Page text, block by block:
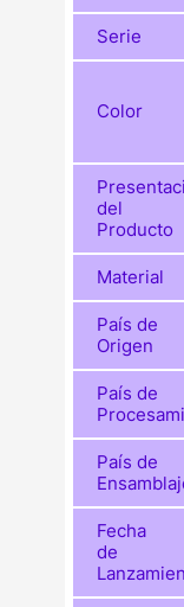
Serie
Color
del
Producto
Material
País de
Origen
País de
País de
Fecha
de